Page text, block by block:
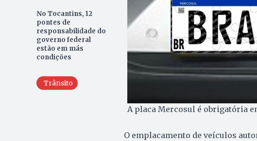
No Tocantins, 12
pontes de
responsabilidade do
governo federal
estão em más
condições
Trânsito
A placa Mercosul é obrigatória
O emplacamento de veículos